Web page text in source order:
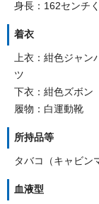
身長：162センチ
着衣
上衣：紺色ジャン
ツ
下衣：紺色ズボン
履物：白運動靴
所持品等
タバコ（キャビン
血液型